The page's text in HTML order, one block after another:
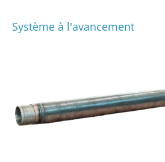
Système à l'avancement